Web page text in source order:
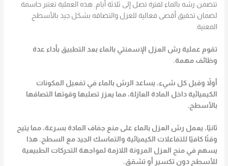
تتضمن رشه بالماء لفترة تصل إلى ثلاثة أيام. هذه العملية تعتبر حاسمة
لضمان تحقيق أقصى فعالية للعزل والتصاقه بشكل جيد بالأسطح
المعنية.
تقوم عملية رش العزل الإسمنتي بالماء بعد التطبيق بأداء عدة
وظائف مهمة.
أولاً وقبل كل شيء، يساعد الرش بالماء في تفعيل المكونات
الكيميائية داخل المادة العازلة، مما يعزز تصلبها وقوتها التصاقها
بالأسطح.
ثانيًا، يعمل رش العزل بالماء على منع جفاف المادة بسرعة، مما يتيح
وقتًا كافيًا للتفاعلات الكيميائية والتماسك الجيد مع السطح. هذا
يسهم في منح العزل المرونة اللازمة لمواجهة التحركات الطبيعية
للأسطح دون تكسير أو تشقق.